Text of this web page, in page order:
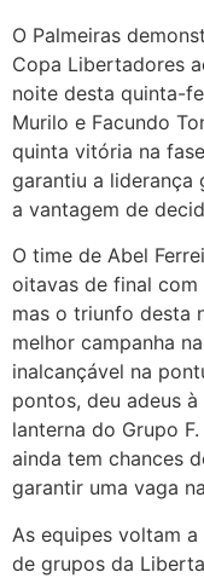
O Palmeiras
Copa Libertadores
noite desta quinta-
Murilo e Facundo
quinta vitória na
garantiu a liderança
a vantagem de
O time de Abel
oitavas de final com
mas o triunfo desta
melhor campanha
inalcançável na
pontos, deu adeus
lanterna do Grupo
ainda tem chances
garantir uma vaga
As equipes voltam
de grupos da